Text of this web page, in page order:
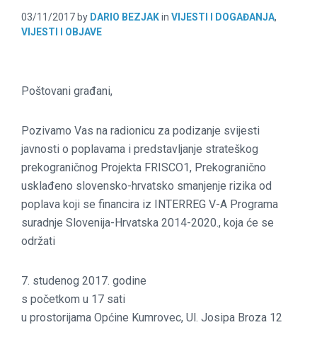
03/11/2017 by DARIO BEZJAKin VIJESTI I DOGAĐANJA,
VIJESTI I OBJAVE
Poštovani građani,
Pozivamo Vas na radionicu za podizanje svijesti
javnosti o poplavama i predstavljanje strateškog
prekograničnog Projekta FRISCO1, Prekogranično
usklađeno slovensko-hrvatsko smanjenje rizika od
poplava koji se financira iz INTERREG V-A Programa
suradnje Slovenija-Hrvatska 2014-2020., koja će se
održati
7. studenog 2017. godine
s početkom u 17 sati
u prostorijama Općine Kumrovec, Ul. Josipa Broza 12